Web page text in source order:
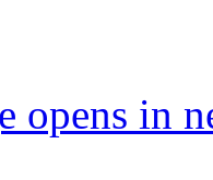
opens in